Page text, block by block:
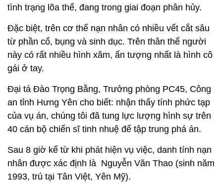
tình trạng lõa thể, đang trong giai đoạn phân hủy.
Đặc biệt, trên cơ thể nạn nhân có nhiều vết cắt sâu
từ phần cổ, bụng và sinh dục. Trên thân thể người
này có rất nhiều hình xăm, ấn tượng nhất là hình cô
gái ở tay.
Đại tá Đào Trọng Bằng, Trưởng phòng PC45, Công
an tỉnh Hưng Yên cho biết: nhận thấy tính phức tạp
của vụ án, chúng tôi đã tung lực lượng hình sự trên
40 cán bộ chiến sĩ tinh nhuệ để tập trung phá án.
Sau 8 giờ kể từ khi phát hiện vụ việc, danh tính nạn
nhân được xác định là Nguyễn Văn Thao (sinh năm
1993, trú tại Tân Việt, Yên Mỹ).